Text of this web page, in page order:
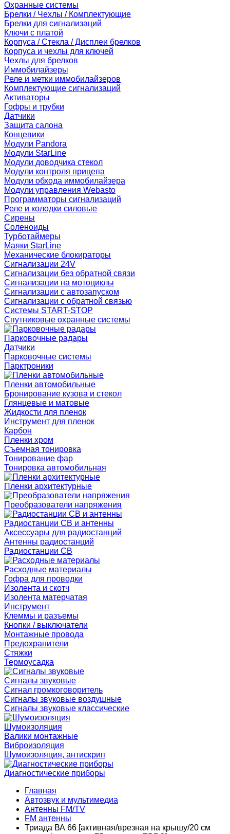
Охранные системы
Брелки / Чехлы / Комплектующие
Брелки для сигнализаций
Ключи с платой
Корпуса / Стекла / Дисплеи брелков
Корпуса и чехлы для ключей
Чехлы для брелков
Иммобилайзеры
Реле и метки иммобилайзеров
Комплектующие сигнализаций
Активаторы
Гофры и трубки
Датчики
Защита салона
Концевики
Модули Pandora
Модули StarLine
Модули доводчика стекол
Модули контроля прицепа
Модули обхода иммобилайзера
Модули управления Webasto
Программаторы сигнализаций
Реле и колодки силовые
Сирены
Соленоиды
Турботаймеры
Маяки StarLine
Механические блокираторы
Сигнализации 24V
Сигнализации без обратной связи
Сигнализации на мотоциклы
Сигнализации с автозапуском
Сигнализации с обратной связью
Системы START-STOP
Спутниковые охранные системы
Парковочные радары
Датчики
Парковочные системы
Парктроники
Пленки автомобильные
Бронирование кузова и стекол
Глянцевые и матовые
Жидкости для пленок
Инструмент для пленок
Карбон
Пленки хром
Съемная тонировка
Тонирование фар
Тонировка автомобильная
Пленки архитектурные
Преобразователи напряжения
Радиостанции CB и антенны
Аксессуары для радиостанций
Антенны радиостанций
Радиостанции CB
Расходные материалы
Гофра для проводки
Изолента и скотч
Изолента матерчатая
Инструмент
Клеммы и разъемы
Кнопки / выключатели
Монтажные провода
Предохранители
Стяжки
Термоусадка
Сигналы звуковые
Сигнал громкоговоритель
Сигналы звуковые воздушные
Сигналы звуковые классические
Шумоизоляция
Валики монтажные
Виброизоляция
Шумоизоляция, антискрип
Диагностические приборы
Главная
Автозвук и мультимедиа
Антенны FM/TV
FM антенны
Триада ВА 66 [активная/врезная на крышу/20 см